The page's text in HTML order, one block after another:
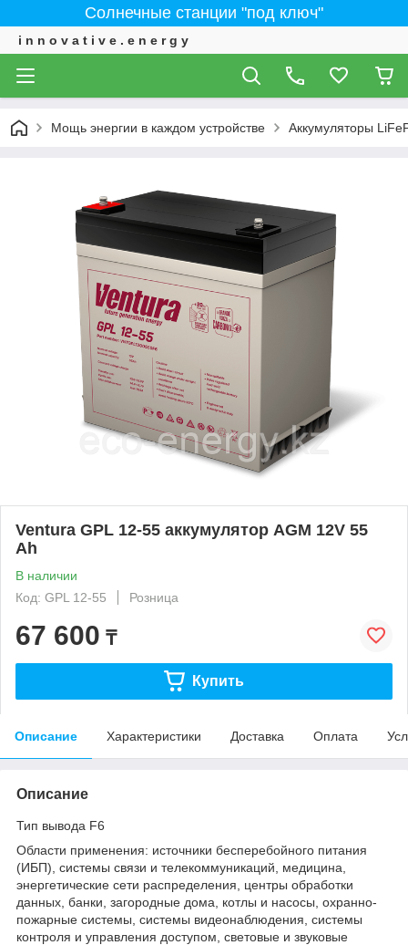
Солнечные станции "под ключ"
i n n o v a t i v e . e n e r g y
Мощь энергии в каждом устройстве Аккумуляторы
Ventura GPL 12-55 аккумулятор AGM 12V 55
Ah
В наличии
Код: GPL 12-55
Розница
67 600 ₸
Купить
Описание Характеристики Доставка Оплата
Описание
Тип вывода F6
Области применения: источники бесперебойного питания
(ИБП), системы связи и телекоммуникаций, медицина,
энергетические сети распределения, центры обработки
данных, банки, загородные дома, котлы и насосы, охранно-
пожарные системы, системы видеонаблюдения, системы
контроля и управления доступом, световые и звуковые